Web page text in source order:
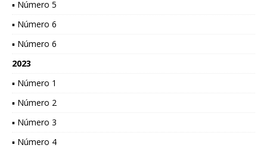
▪ Número 5
▪ Número 6
▪ Número 6
2023
▪ Número 1
▪ Número 2
▪ Número 3
▪ Número 4